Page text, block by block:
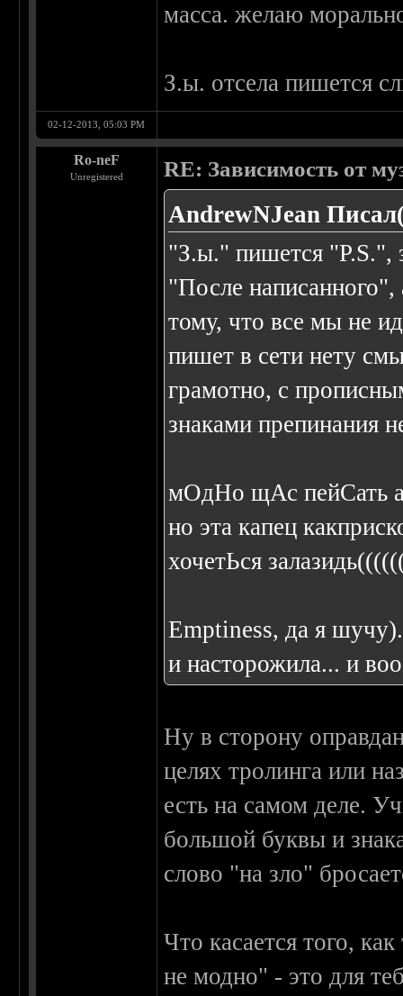
масса. желаю
З.ы. отсела пишется
02-12-2013, 05:03 PM
Ro-neF
Unregistered RE: Зависимость от
AndrewNJean
"З.ы." пишется "P.S.",
"После
тому, что все мы не
пишет в сети нету
грамотно, с
знаками препинания
мОдНо щАс пейСать
но эта капец
хочетЬся
Emptiness, да я
и насторожила... и
Ну в сторону
целях тролинга или
есть на самом деле.
большой буквы и
слово "на зло"
Что касается того,
не модно" - это для